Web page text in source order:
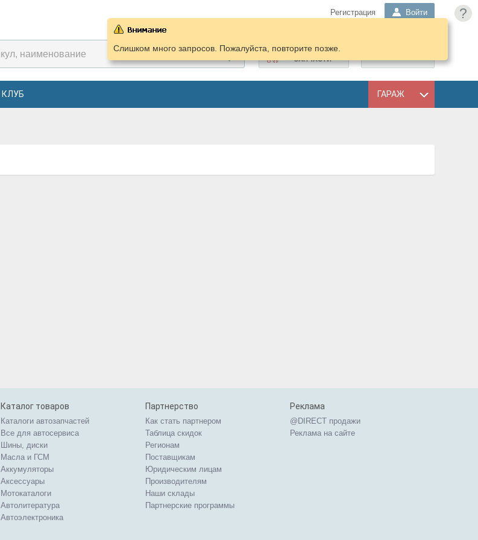
?
Регистрация Войти
ПОДОБРАТЬ
ЗАПЧАСТИ
КЛУБ ГАРАЖ
Слишком много запросов. Пожалуйста, повторите позже.
Каталог товаров
Каталоги автозапчастей
Все для автосервиса
Шины, диски
Масла и ГСМ
Аккумуляторы
Аксессуары
Мотокаталоги
Автолитература
Автоэлектроника
Партнерство
Как стать партнером
Таблица скидок
Регионам
Поставщикам
Юридическим лицам
Производителям
Наши склады
Партнерские программы
Реклама
@DIRECT продажи
Реклама на сайте